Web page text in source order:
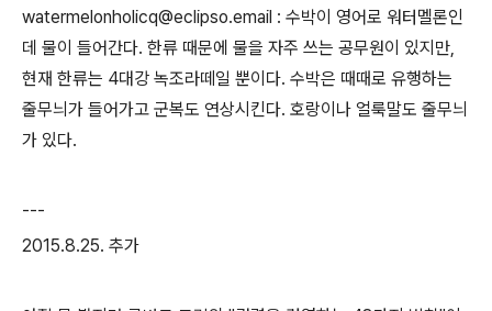
watermelonholicq@eclipso.email : 수박이 영어로 워터멜론인
데 물이 들어간다. 한류 때문에 물을 자주 쓰는 공무원이 있지만,
현재 한류는 4대강 녹조라떼일 뿐이다. 수박은 때때로 유행하는
줄무늬가 들어가고 군복도 연상시킨다. 호랑이나 얼룩말도 줄무늬
가 있다.
---
2015.8.25. 추가